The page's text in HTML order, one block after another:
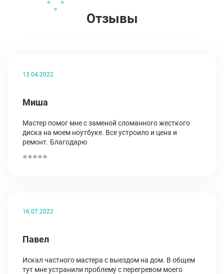
Отзывы
13.04.2022
Миша
Мастер помог мне с заменой сломанного жесткого
диска на моем ноутбуке. Все устроило и цена и
ремонт. Благодарю
⭐⭐⭐⭐⭐
16.07.2022
Павел
Искал частного мастера с выездом на дом. В общем
тут мне устранили проблему с перегревом моего